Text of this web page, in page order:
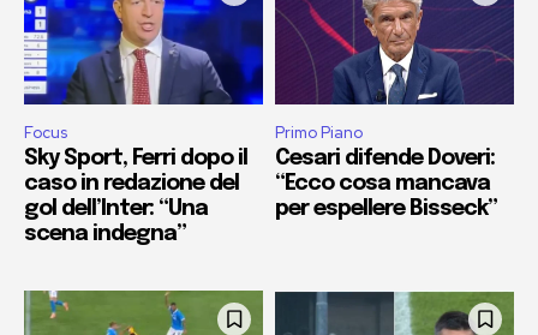
Focus
Sky Sport, Ferri dopo il
caso in redazione del
gol dell’Inter: “Una
scena indegna”
Primo Piano
Cesari difende Doveri:
“Ecco cosa mancava
per espellere Bisseck”